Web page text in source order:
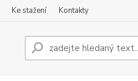
Ke stažení Kontakty